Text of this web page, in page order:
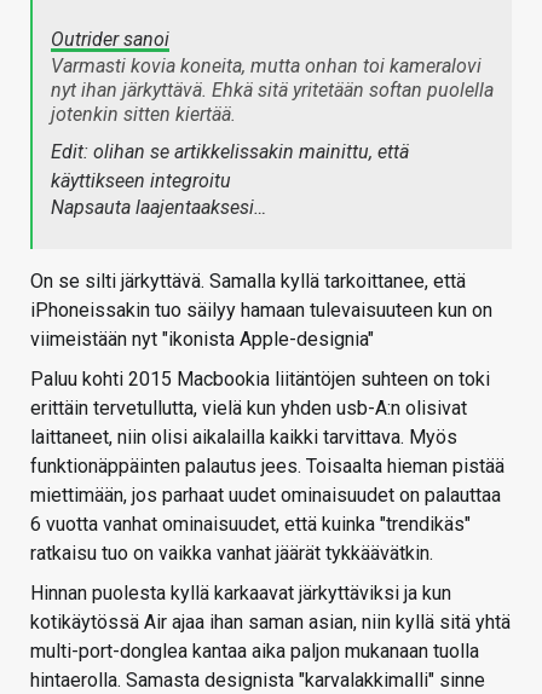
Outrider sanoi
Varmasti kovia koneita, mutta onhan toi kameralovi
nyt ihan järkyttävä. Ehkä sitä yritetään softan puolella
jotenkin sitten kiertää.
Edit: olihan se artikkelissakin mainittu, että
käyttikseen integroitu
Napsauta laajentaaksesi…
On se silti järkyttävä. Samalla kyllä tarkoittanee, että
iPhoneissakin tuo säilyy hamaan tulevaisuuteen kun on
viimeistään nyt "ikonista Apple-designia"
Paluu kohti 2015 Macbookia liitäntöjen suhteen on toki
erittäin tervetullutta, vielä kun yhden usb-A:n olisivat
laittaneet, niin olisi aikalailla kaikki tarvittava. Myös
funktionäppäinten palautus jees. Toisaalta hieman pistää
miettimään, jos parhaat uudet ominaisuudet on palauttaa
6 vuotta vanhat ominaisuudet, että kuinka "trendikäs"
ratkaisu tuo on vaikka vanhat jäärät tykkäävätkin.
Hinnan puolesta kyllä karkaavat järkyttäviksi ja kun
kotikäytössä Air ajaa ihan saman asian, niin kyllä sitä yhtä
multi-port-donglea kantaa aika paljon mukanaan tuolla
hintaerolla. Samasta designista "karvalakkimalli" sinne